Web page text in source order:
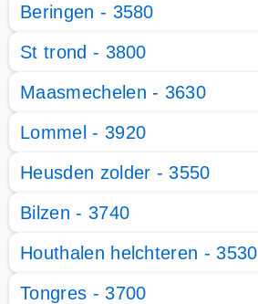
Beringen - 3580
St trond - 3800
Maasmechelen - 3630
Lommel - 3920
Heusden zolder - 3550
Bilzen - 3740
Houthalen helchteren - 3530
Tongres - 3700